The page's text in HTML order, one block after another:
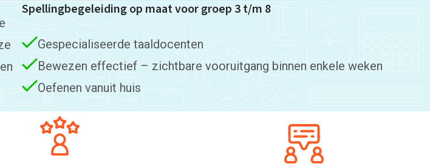
Spellingbegeleiding op maat voor groep 3 t/m 8
Gespecialiseerde taaldocenten
Bewezen effectief – zichtbare vooruitgang binnen enkele weken
Oefenen vanuit huis